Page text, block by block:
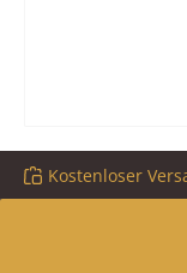
Kostenloser